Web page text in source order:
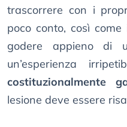
trascorrere con i
poco conto, così
godere appieno di
un’esperienza
costituzionalmente
lesione deve essere